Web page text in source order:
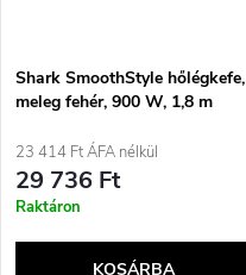
Shark SmoothStyle hőlégkefe,
meleg fehér, 900 W, 1,8 m
23 414 Ft ÁFA nélkül
29 736 Ft
Raktáron
KOSÁRBA